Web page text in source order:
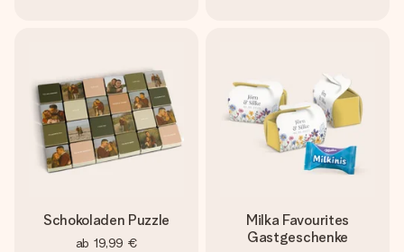
Schokoladen Puzzle
ab 19,99 €
Milka Favourites
Gastgeschenke